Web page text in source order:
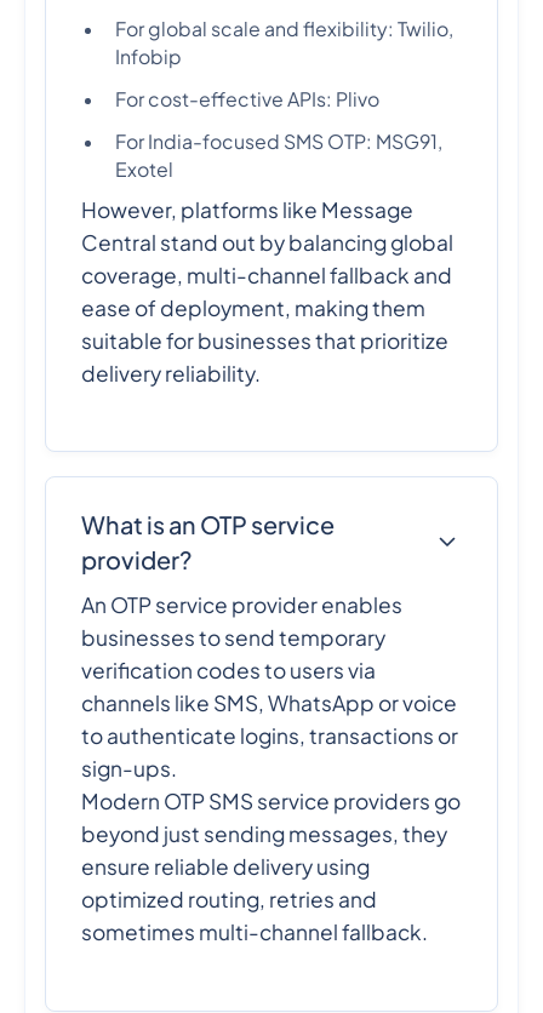
For global scale and flexibility: Twilio,
Infobip
For cost-effective APIs: Plivo
For India-focused SMS OTP: MSG91,
Exotel
However, platforms like Message
Central stand out by balancing global
coverage, multi-channel fallback and
ease of deployment, making them
suitable for businesses that prioritize
delivery reliability.
What is an OTP service
provider?
An OTP service provider enables
businesses to send temporary
verification codes to users via
channels like SMS, WhatsApp or voice
to authenticate logins, transactions or
sign-ups.
Modern OTP SMS service providers go
beyond just sending messages, they
ensure reliable delivery using
optimized routing, retries and
sometimes multi-channel fallback.